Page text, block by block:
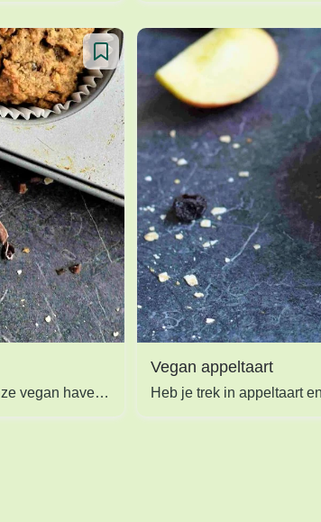
Ben je op zoek naar een voedzaam vegan tussendoortje of een vegan ontbijtje to go? Probeer dan eens onze vegan havermout muffins!
Vegan appeltaart
Heb je trek in appeltaart